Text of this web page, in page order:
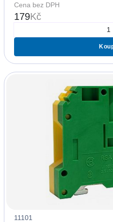
Cena bez DPH
179Kč
11101